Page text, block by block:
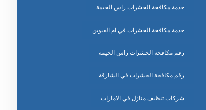
خدمة مكافحة الحشرات راس الخيمة
خدمة مكافحة الحشرات في ام القيوين
رقم مكافحة الحشرات راس الخيمة
رقم مكافحة الحشرات في الشارقة
شركات تنظيف منازل في الامارات